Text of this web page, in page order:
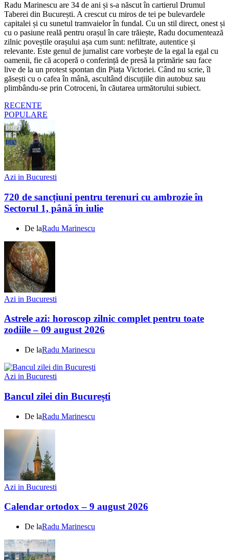
Radu Marinescu are 34 de ani și s-a născut în cartierul Drumul
Taberei din București. A crescut cu miros de tei pe bulevardele
capitalei și cu sunetul tramvaielor în fundal. Cu un stil direct, onest și
cu o pasiune reală pentru orașul în care trăiește, Radu documentează
zilnic poveștile orașului așa cum sunt: nefiltrate, autentice și
relevante. Este genul de jurnalist care vorbește de la egal la egal cu
oamenii, fie că acoperă o conferință de presă la primărie sau face
live de la un protest spontan din Piața Victoriei. Când nu scrie, îl
găsești cu o cafea în mână, ascultând discuțiile din autobuz sau
plimbându-se prin Cotroceni, în căutarea următorului subiect.
RECENTE
POPULARE
Azi in Bucuresti
720 de sancțiuni pentru terenuri cu ambrozie în
Sectorul 1, până în iulie
De laRadu Marinescu
Azi in Bucuresti
Astrele azi: horoscop zilnic complet pentru toate
zodiile – 09 august 2026
De laRadu Marinescu
Azi in Bucuresti
Bancul zilei din București
De laRadu Marinescu
Azi in Bucuresti
Calendar ortodox – 9 august 2026
De laRadu Marinescu